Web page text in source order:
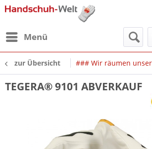
Menü
zur Übersicht ### Wir räumen
TEGERA® 9101 ABVERKAUF